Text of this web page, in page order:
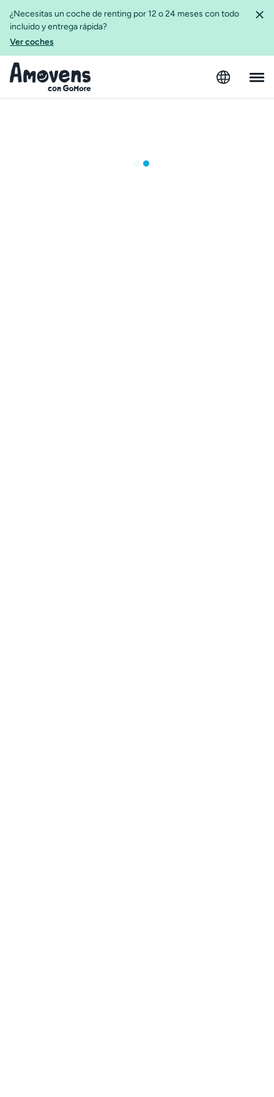
¿Necesitas un coche de renting por 12 o 24 meses con todo
incluido y entrega rápida?
Ver coches